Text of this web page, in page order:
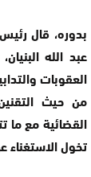
بدوره، قال
عبد الله
العقوبات
من حيث
القضائية مع ما
تخول الاستغناء